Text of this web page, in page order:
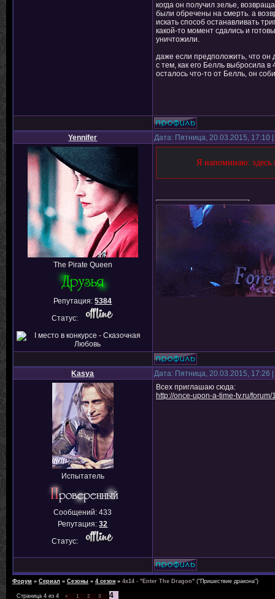
когда он получил зелье,
были обречены на смерть. а
искать способ останавливать
какой-то момент сдались и
уничтожили.
даже если предположить, что он
с тем, как его Белль выбросила в
осталось что-то от Белль, он
Yennifer Дата: Пятница, 20.03.2015,
The Pirate Queen
Репутация:5384
Статус:
Я напоминаю: здесь
Kasya Дата: Пятница, 20.03.2015,
Испытатель
Сообщений:433
Репутация:32
Статус:
Всех приглашаю сюда:
http://once-upon-a-time-tv.ru/forum/
Форум » Сериал » Сезоны » 4 сезон » 4x14 - "Enter The Dragon" ("Пришествие дракона")
Страница 4 из 4 « 1 2 3 4